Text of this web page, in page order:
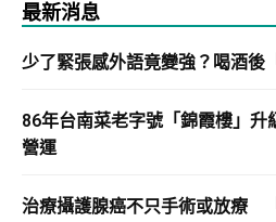
最新消息
少了緊張感外語竟變強？喝酒後
86年台南菜老字號「錦霞樓」
營運
治療攝護腺癌不只手術或放療